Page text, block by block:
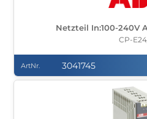
Netzteil In:100-240V
CP-
ArtNr. 3041745